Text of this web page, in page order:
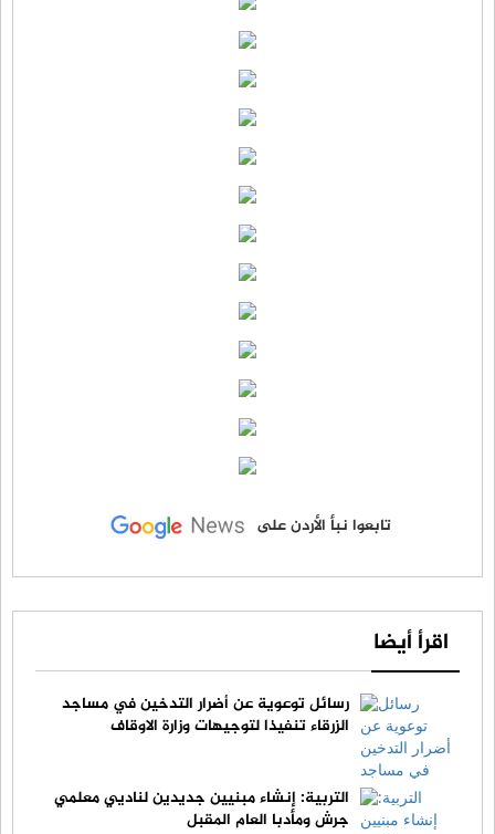
تابعوا نبأ الأردن على
اقرأ أيضا
رسائل توعوية عن أضرار التدخين في مساجد
الزرقاء تنفيذا لتوجيهات وزارة الاوقاف
التربية: إنشاء مبنيين جديدين لناديي معلمي
جرش ومأدبا العام المقبل